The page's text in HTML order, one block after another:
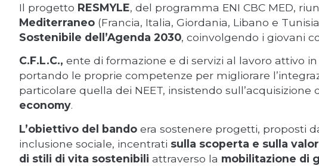
Il progetto RESMYLE, del programma ENI CBC MED,
Mediterraneo (Francia, Italia, Giordania, Libano e
Sostenibile dell’Agenda 2030, coinvolgendo i giovani
C.F.L.C., ente di formazione e di servizi al lavoro attivo
portando le proprie competenze per migliorare
particolare quella dei NEET, insistendo
economy.
L’obiettivo del bando era sostenere progetti, proposti
inclusione sociale, incentrati sulla scoperta e sulla
di stili di vita sostenibili attraverso la mobilitazione di